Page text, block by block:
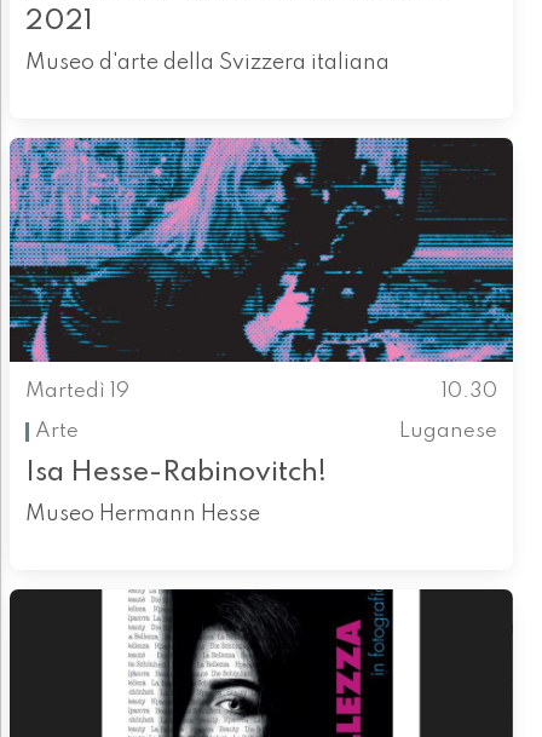
2021
Museo d'arte della Svizzera italiana
Martedì 19
10.30
Arte
Luganese
Isa Hesse-Rabinovitch!
Museo Hermann Hesse